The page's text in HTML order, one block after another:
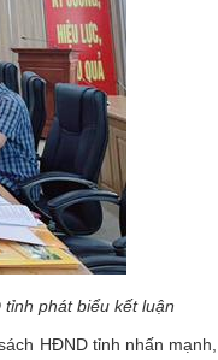
phát biểu kết luận
HĐND tỉnh nhấn